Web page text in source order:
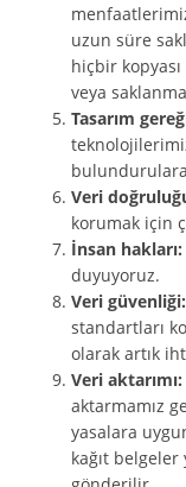
uzun süre
hiçbir
veya
Tasarım
Veri
korumak için
İnsan hakları:
duyuyoruz.
Veri güvenliği:
standartları
olarak artık
Veri aktarımı:
aktarmamız
yasalara
kağıt